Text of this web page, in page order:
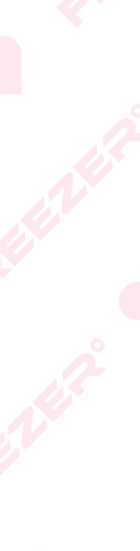
גבי האריזה
* טעות סופר
או במחירו לא